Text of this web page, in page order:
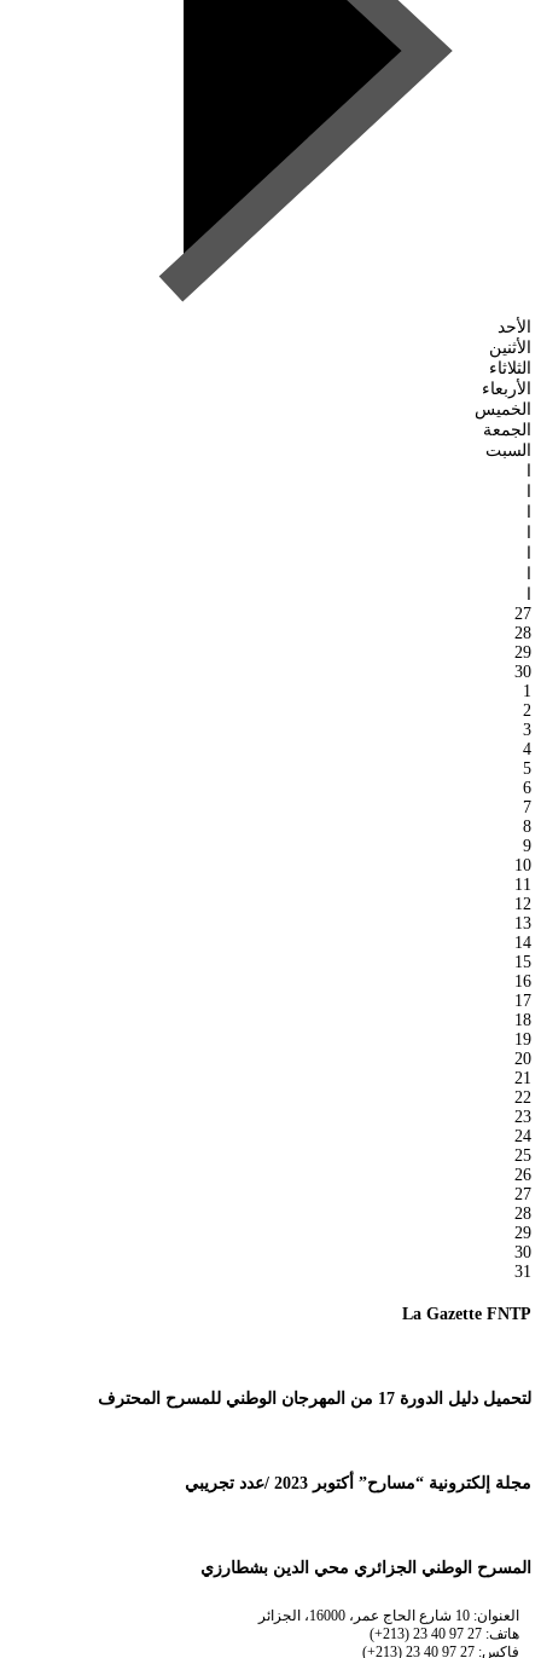
الأحد
الأثنين
الثلاثاء
الأربعاء
الخميس
الجمعة
السبت
27
28
29
30
1
2
3
4
5
6
7
8
9
10
11
12
13
14
15
16
17
18
19
20
21
22
23
24
25
26
27
28
29
30
31
La Gazette FNTP
لتحميل دليل الدورة 17 من المهرجان الوطني للمسرح المحترف
مجلة إلكترونية “مسارح” أكتوبر 2023 /عدد تجريبي
المسرح الوطني الجزائري محي الدين بشطارزي
العنوان: 10 شارع الحاج عمر، 16000، الجزائر
هاتف: 27 97 40 23 (213+)
فاكس: 27 97 40 23 (213+)